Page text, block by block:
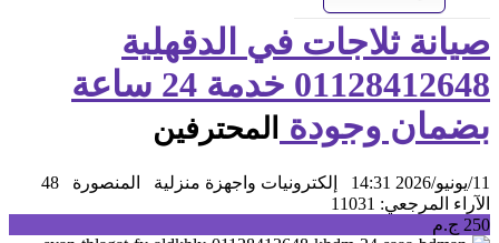
صيانة ثلاجات في الدقهلية
01128412648 خدمة 24 ساعة
بضمان وجودة
المحترفين
11/يونيو/2026 14:31 إلكترونيات واجهزة منزلية المنصورة
48
الآراء المرجعي: 11031
250 ج.م